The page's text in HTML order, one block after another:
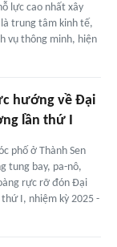
lực cao nhất xây
trung tâm kinh tế,
vụ thông minh, hiện
hướng về Đại
lần thứ I
phố ở Thành Sen
tung bay, pa-nô,
rực rỡ đón Đại
I, nhiệm kỳ 2025 -